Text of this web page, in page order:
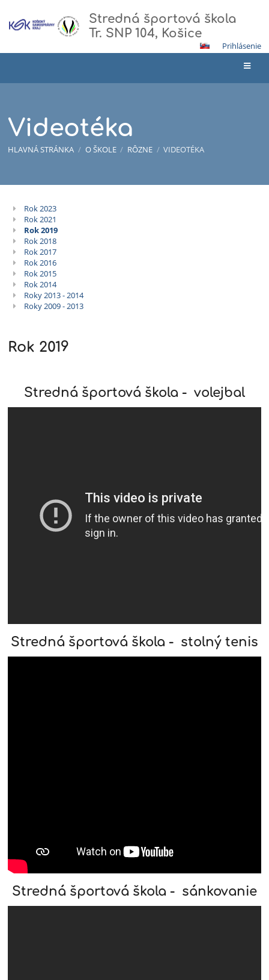
Stredná športová škola
Tr. SNP 104, Košice
Prihlásenie
Videotéka
HLAVNÁ STRÁNKA / O ŠKOLE / RÔZNE / VIDEOTÉKA
Videotéka
Rok 2023
Rok 2021
Rok 2019
Rok 2018
Rok 2017
Rok 2016
Rok 2015
Rok 2014
Roky 2013 - 2014
Roky 2009 - 2013
Rok 2019
Stredná športová škola - volejbal
Stredná športová škola - stolný tenis
Stredná športová škola - sánkovanie